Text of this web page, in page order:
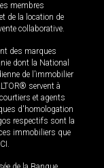
membres
de la location de
collaborative.
des marques
dont la National
de l’immobilier
servent à
et agents
d'homologation
respectifs sont la
immobiliers que